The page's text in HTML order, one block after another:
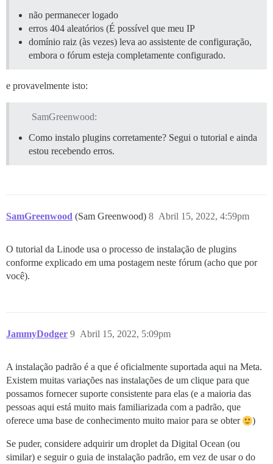
não permanecer logado
erros 404 aleatórios (É possível que meu IP
domínio raiz (às vezes) leva ao assistente de configuração,
embora o fórum esteja completamente configurado.
e provavelmente isto:
SamGreenwood:
Como instalo plugins corretamente? Segui o tutorial e ainda
estou recebendo erros.
SamGreenwood (Sam Greenwood) Abril 15, 2022, 4:59pm
8
O tutorial da Linode usa o processo de instalação de plugins
conforme explicado em uma postagem neste fórum (acho que por
você).
JammyDodger Abril 15, 2022, 5:09pm
9
A instalação padrão é a que é oficialmente suportada aqui na Meta.
Existem muitas variações nas instalações de um clique para que
possamos fornecer suporte consistente para elas (e a maioria das
pessoas aqui está muito mais familiarizada com a padrão, que
oferece uma base de conhecimento muito maior para se obter
)
Se puder, considere adquirir um droplet da Digital Ocean (ou
similar) e seguir o guia de instalação padrão, em vez de usar o do